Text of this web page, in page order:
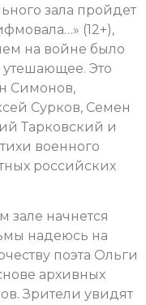
зала пройдет
(12+),
на войне было
Это
Симонов,
Сурков, Семен
Тарковский и
военного
российских
зале начнется
надеюсь на
поэта Ольги
архивных
Зрители увидят